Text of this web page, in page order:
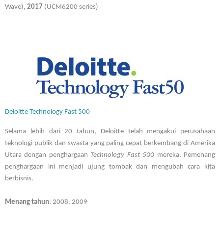
Wave), 2017 (UCM6200 series)
Deloitte Technology Fast 500
Selama lebih dari 20 tahun, Deloitte telah mengakui perusahaan
teknologi publik dan swasta yang paling cepat berkembang di Amerika
Utara dengan penghargaan Technology Fast 500 mereka. Pemenang
penghargaan ini menjadi ujung tombak dan mengubah cara kita
berbisnis.
Menang tahun: 2008, 2009